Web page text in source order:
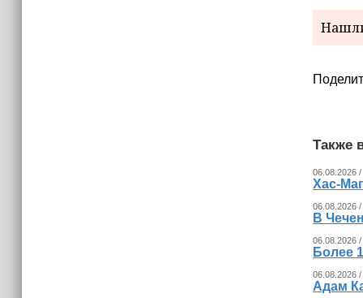
Также
06.08.2026
Хас-
06.08.2026
В
06.08.2026
Более
06.08.2026
Адам